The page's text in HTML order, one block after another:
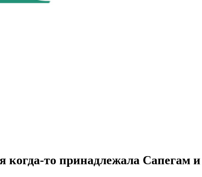
то принадлежала Сапегам